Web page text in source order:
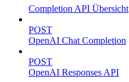
Completion API Übersicht
POST
OpenAI Chat Completion
POST
OpenAI Responses API